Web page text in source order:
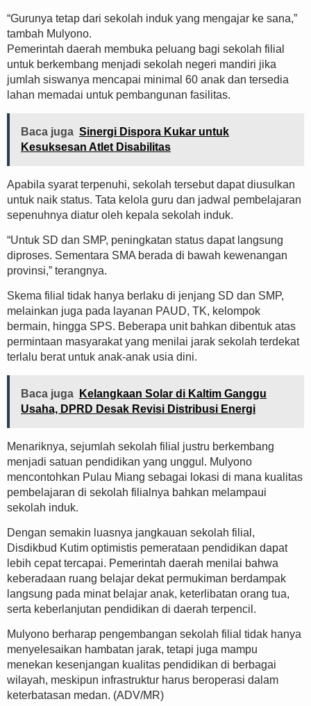
“Gurunya tetap dari sekolah induk yang mengajar ke sana,”
tambah Mulyono.
Pemerintah daerah membuka peluang bagi sekolah filial
untuk berkembang menjadi sekolah negeri mandiri jika
jumlah siswanya mencapai minimal 60 anak dan tersedia
lahan memadai untuk pembangunan fasilitas.
Baca juga Sinergi Dispora Kukar untuk
Kesuksesan Atlet Disabilitas
Apabila syarat terpenuhi, sekolah tersebut dapat diusulkan
untuk naik status. Tata kelola guru dan jadwal pembelajaran
sepenuhnya diatur oleh kepala sekolah induk.
“Untuk SD dan SMP, peningkatan status dapat langsung
diproses. Sementara SMA berada di bawah kewenangan
provinsi,” terangnya.
Skema filial tidak hanya berlaku di jenjang SD dan SMP,
melainkan juga pada layanan PAUD, TK, kelompok
bermain, hingga SPS. Beberapa unit bahkan dibentuk atas
permintaan masyarakat yang menilai jarak sekolah terdekat
terlalu berat untuk anak-anak usia dini.
Baca juga
Kelangkaan Solar di Kaltim Ganggu
Usaha, DPRD Desak Revisi Distribusi Energi
Menariknya, sejumlah sekolah filial justru berkembang
menjadi satuan pendidikan yang unggul. Mulyono
mencontohkan Pulau Miang sebagai lokasi di mana kualitas
pembelajaran di sekolah filialnya bahkan melampaui
sekolah induk.
Dengan semakin luasnya jangkauan sekolah filial,
Disdikbud Kutim optimistis pemerataan pendidikan dapat
lebih cepat tercapai. Pemerintah daerah menilai bahwa
keberadaan ruang belajar dekat permukiman berdampak
langsung pada minat belajar anak, keterlibatan orang tua,
serta keberlanjutan pendidikan di daerah terpencil.
Mulyono berharap pengembangan sekolah filial tidak hanya
menyelesaikan hambatan jarak, tetapi juga mampu
menekan kesenjangan kualitas pendidikan di berbagai
wilayah, meskipun infrastruktur harus beroperasi dalam
keterbatasan medan. (ADV/MR)